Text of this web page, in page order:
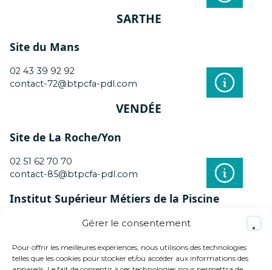
Gérer le consentement
Pour offrir les meilleures expériences, nous utilisons des technologies
telles que les cookies pour stocker et/ou accéder aux informations des
SARTHE
Site du Mans
02 43 39 92 92
contact-72@btpcfa-pdl.com
VENDÉE
Site de La Roche/Yon
02 51 62 70 70
contact-85@btpcfa-pdl.com
Institut Supérieur Métiers de la Piscine